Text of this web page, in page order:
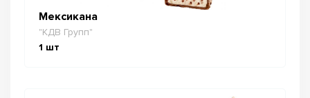
Мексикана
"КДВ Групп"
1 шт